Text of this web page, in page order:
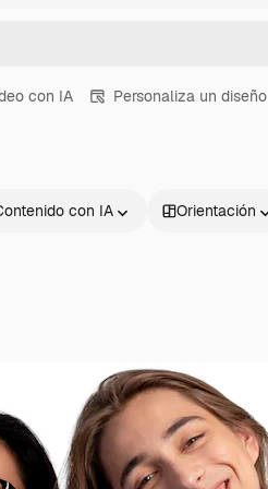
con IA Personaliza un diseño
con IA Orientación
Productos